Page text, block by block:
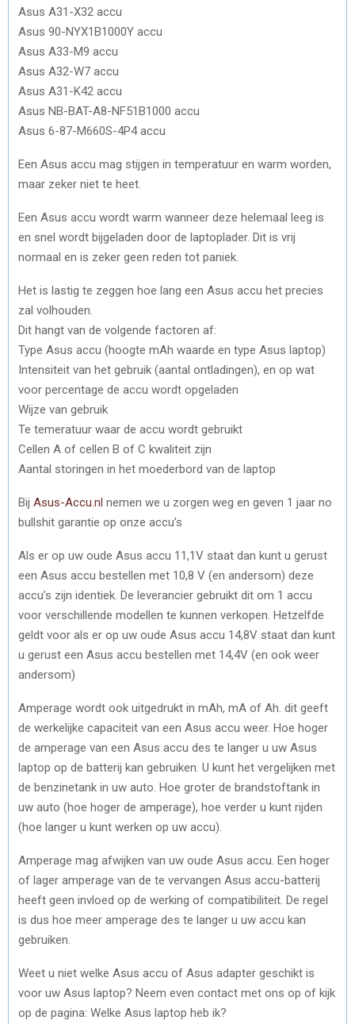
Asus A31-X32 accu
Asus 90-NYX1B1000Y accu
Asus A33-M9 accu
Asus A32-W7 accu
Asus A31-K42 accu
Asus NB-BAT-A8-NF51B1000 accu
Asus 6-87-M660S-4P4 accu
Een Asus accu mag stijgen in temperatuur en warm worden,
maar zeker niet te heet.
Een Asus accu wordt warm wanneer deze helemaal leeg is
en snel wordt bijgeladen door de laptoplader. Dit is vrij
normaal en is zeker geen reden tot paniek.
Het is lastig te zeggen hoe lang een Asus accu het precies
zal volhouden.
Dit hangt van de volgende factoren af:
Type Asus accu (hoogte mAh waarde en type Asus laptop)
Intensiteit van het gebruik (aantal ontladingen), en op wat
voor percentage de accu wordt opgeladen
Wijze van gebruik
Te temeratuur waar de accu wordt gebruikt
Cellen A of cellen B of C kwaliteit zijn
Aantal storingen in het moederbord van de laptop
Bij Asus-Accu.nl nemen we u zorgen weg en geven 1 jaar no
bullshit garantie op onze accu’s
Als er op uw oude Asus accu 11,1V staat dan kunt u gerust
een Asus accu bestellen met 10,8 V (en andersom) deze
accu’s zijn identiek. De leverancier gebruikt dit om 1 accu
voor verschillende modellen te kunnen verkopen. Hetzelfde
geldt voor als er op uw oude Asus accu 14,8V staat dan kunt
u gerust een Asus accu bestellen met 14,4V (en ook weer
andersom)
Amperage wordt ook uitgedrukt in mAh, mA of Ah. dit geeft
de werkelijke capaciteit van een Asus accu weer. Hoe hoger
de amperage van een Asus accu des te langer u uw Asus
laptop op de batterij kan gebruiken. U kunt het vergelijken met
de benzinetank in uw auto. Hoe groter de brandstoftank in
uw auto (hoe hoger de amperage), hoe verder u kunt rijden
(hoe langer u kunt werken op uw accu).
Amperage mag afwijken van uw oude Asus accu. Een hoger
of lager amperage van de te vervangen Asus accu-batterij
heeft geen invloed op de werking of compatibiliteit. De regel
is dus hoe meer amperage des te langer u uw accu kan
gebruiken.
Weet u niet welke Asus accu of Asus adapter geschikt is
voor uw Asus laptop? Neem even contact met ons op of kijk
op de pagina: Welke Asus laptop heb ik?